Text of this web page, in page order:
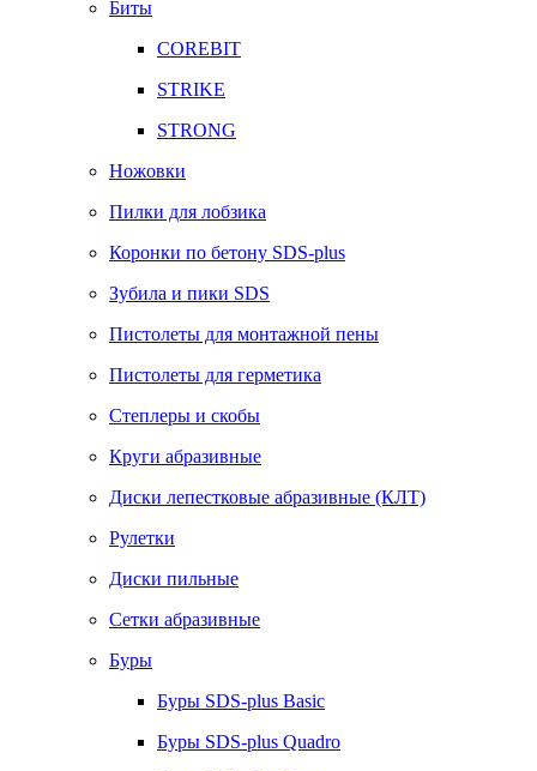
Биты
COREBIT
STRIKE
STRONG
Ножовки
Пилки для лобзика
Коронки по бетону SDS-plus
Зубила и пики SDS
Пистолеты для монтажной пены
Пистолеты для герметика
Степлеры и скобы
Круги абразивные
Диски лепестковые абразивные (КЛТ)
Рулетки
Диски пильные
Сетки абразивные
Буры
Буры SDS-plus Basic
Буры SDS-plus Quadro